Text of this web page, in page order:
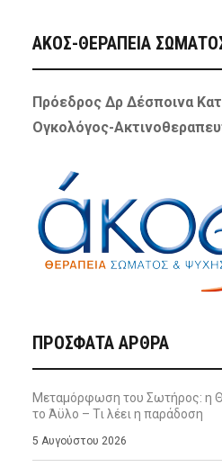
ΑΚΟΣ-ΘΕΡΑΠΕΙΑ
Πρόεδρος Δρ Δέσποινα
Ογκολόγος-
ΠΡΌΣΦΑΤΑ ΆΡΘΡΑ
Μεταμόρφωση του Σωτήρος: η
το Άϋλο – Τι λέει η παράδοση
5 Αυγούστου 2026